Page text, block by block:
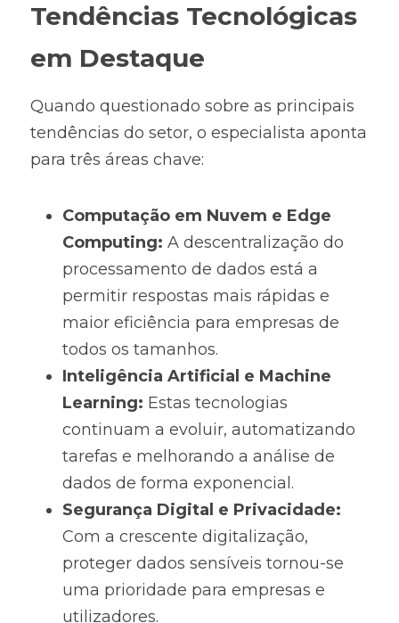
Tendências Tecnológicas
em Destaque
Quando questionado sobre as principais
tendências do setor, o especialista aponta
para três áreas chave:
Computação em Nuvem e Edge
Computing: A descentralização do
processamento de dados está a
permitir respostas mais rápidas e
maior eficiência para empresas de
todos os tamanhos.
Inteligência Artificial e Machine
Learning: Estas tecnologias
continuam a evoluir, automatizando
tarefas e melhorando a análise de
dados de forma exponencial.
Segurança Digital e Privacidade:
Com a crescente digitalização,
proteger dados sensíveis tornou-se
uma prioridade para empresas e
utilizadores.